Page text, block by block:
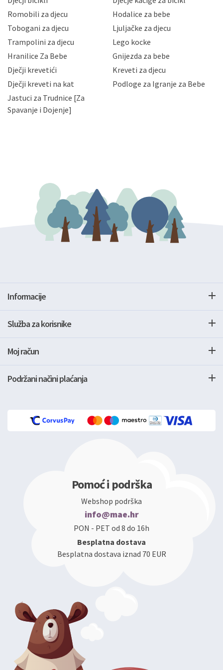
gubitka ili uništenja. Mae.hr štiti privatnost svojih
korisnika i posjetitelja web stranica, čuva povjerljivost
Vaših osobnih podataka te omogućava pristup i
priopćavanje osobnih podataka samo onim svojim
zaposlenicima kojima su isti potrebni radi provedbe
slučajevima koji su dozvoljeni zakonima. Napominjemo
da možete u svako doba, u potpunosti ili djelomice,
zatražiti prestanak aktivnosti obrade Vaših osobnih
podataka. Opoziv privole možete podnijeti poštom na
gore navedenu adresu ili e-mailom na adresu:
Romobili za djecu
Hodalice za bebe
Tobogani za djecu
Ljuljačke za djecu
Trampolini za djecu
Lego kocke
Hranilice Za Bebe
Gnijezda za bebe
Dječji krevetići
Kreveti za djecu
Dječji kreveti na kat
Podloge za Igranje za Bebe
Jastuci za Trudnice [Za
Spavanje i Dojenje]
Informacije
Služba za korisnike
Moj račun
Podržani načini plaćanja
Pomoć i podrška
Webshop podrška
info@mae.hr
PON - PET od 8 do 16h
Besplatna dostava
Besplatna dostava iznad 70 EUR